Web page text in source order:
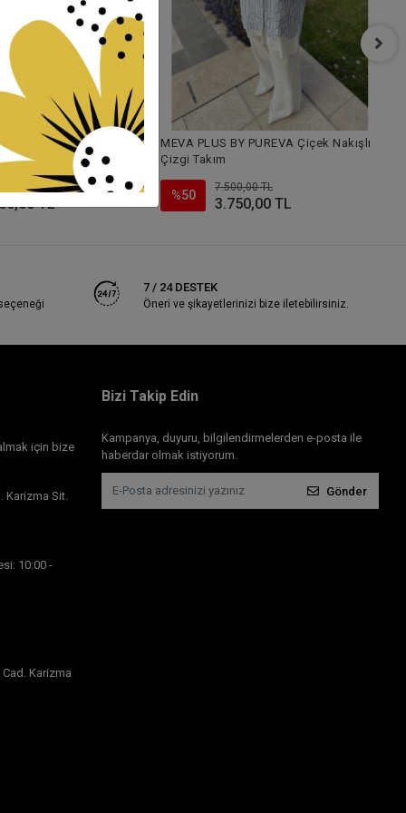
PAMUK SATEN
TL
TL
MEVA PLUS BY PUREVA Çiçek Nakışlı
Çizgi Takım
%50
7.500,00 TL
3.750,00 TL
7 / 24 DESTEK
Öneri ve şikayetlerinizi bize iletebilirsiniz.
için bize
Karizma Sit.
10:00 -
Karizma
Bizi Takip Edin
Kampanya, duyuru, bilgilendirmelerden e-posta ile
haberdar olmak istiyorum.
Gönder